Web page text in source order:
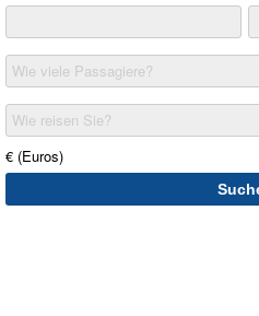
Wie viele Passagiere?
Wie reisen Sie?
€ (Euros)